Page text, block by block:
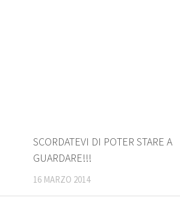
SCORDATEVI DI POTER STARE A
GUARDARE!!!
16 MARZO 2014